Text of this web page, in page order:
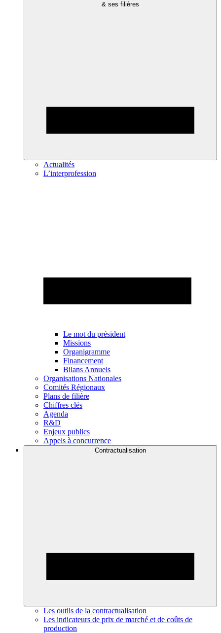
& ses filières
Actualités
L’interprofession
Le mot du président
Missions
Organigramme
Financement
Bilans Annuels
Organisations Nationales
Comités Régionaux
Plans de filière
Chiffres clés
Agenda
R&D
Enjeux publics
Appels à concurrence
Contractualisation
Les outils de la contractualisation
Les indicateurs de prix de marché et de coûts de
production